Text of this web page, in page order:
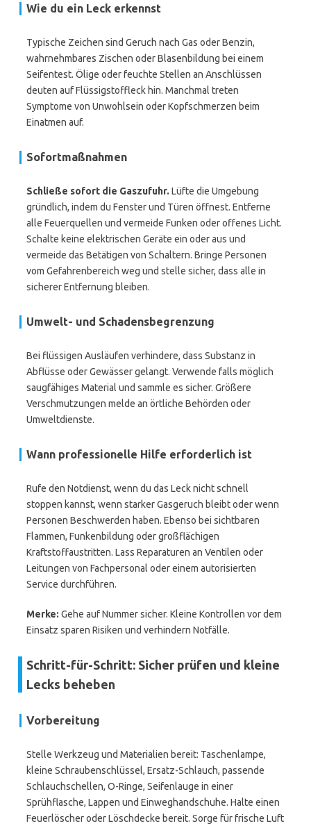
Wie du ein Leck erkennst
Typische Zeichen sind Geruch nach Gas oder Benzin,
wahrnehmbares Zischen oder Blasenbildung bei einem
Seifentest. Ölige oder feuchte Stellen an Anschlüssen
deuten auf Flüssigstoffleck hin. Manchmal treten
Symptome von Unwohlsein oder Kopfschmerzen beim
Einatmen auf.
Sofortmaßnahmen
Schließe sofort die Gaszufuhr. Lüfte die Umgebung
gründlich, indem du Fenster und Türen öffnest. Entferne
alle Feuerquellen und vermeide Funken oder offenes Licht.
Schalte keine elektrischen Geräte ein oder aus und
vermeide das Betätigen von Schaltern. Bringe Personen
vom Gefahrenbereich weg und stelle sicher, dass alle in
sicherer Entfernung bleiben.
Umwelt- und Schadensbegrenzung
Bei flüssigen Ausläufen verhindere, dass Substanz in
Abflüsse oder Gewässer gelangt. Verwende falls möglich
saugfähiges Material und sammle es sicher. Größere
Verschmutzungen melde an örtliche Behörden oder
Umweltdienste.
Wann professionelle Hilfe erforderlich ist
Rufe den Notdienst, wenn du das Leck nicht schnell
stoppen kannst, wenn starker Gasgeruch bleibt oder wenn
Personen Beschwerden haben. Ebenso bei sichtbaren
Flammen, Funkenbildung oder großflächigen
Kraftstoffaustritten. Lass Reparaturen an Ventilen oder
Leitungen von Fachpersonal oder einem autorisierten
Service durchführen.
Merke: Gehe auf Nummer sicher. Kleine Kontrollen vor dem
Einsatz sparen Risiken und verhindern Notfälle.
Schritt-für-Schritt: Sicher prüfen und kleine
Lecks beheben
Vorbereitung
Stelle Werkzeug und Materialien bereit: Taschenlampe,
kleine Schraubenschlüssel, Ersatz-Schlauch, passende
Schlauchschellen, O-Ringe, Seifenlauge in einer
Sprühflasche, Lappen und Einweghandschuhe. Halte einen
Feuerlöscher oder Löschdecke bereit. Sorge für frische Luft